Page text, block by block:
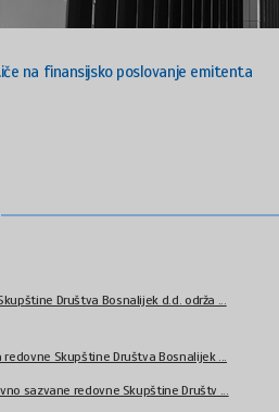
na finansijsko poslovanje emitenta
Društva Bosnalijek d.d. održa ...
Skupštine Društva Bosnalijek ...
sazvane redovne Skupštine Društv ...